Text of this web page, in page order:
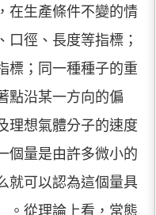
在生產條件不變的情
口徑、長度等指標；
標；同一種種子的重
點沿某一方向的偏
理想氣體分子的速度
個量是由許多微小的
就可以認為這個量具
。從理論上看，常態